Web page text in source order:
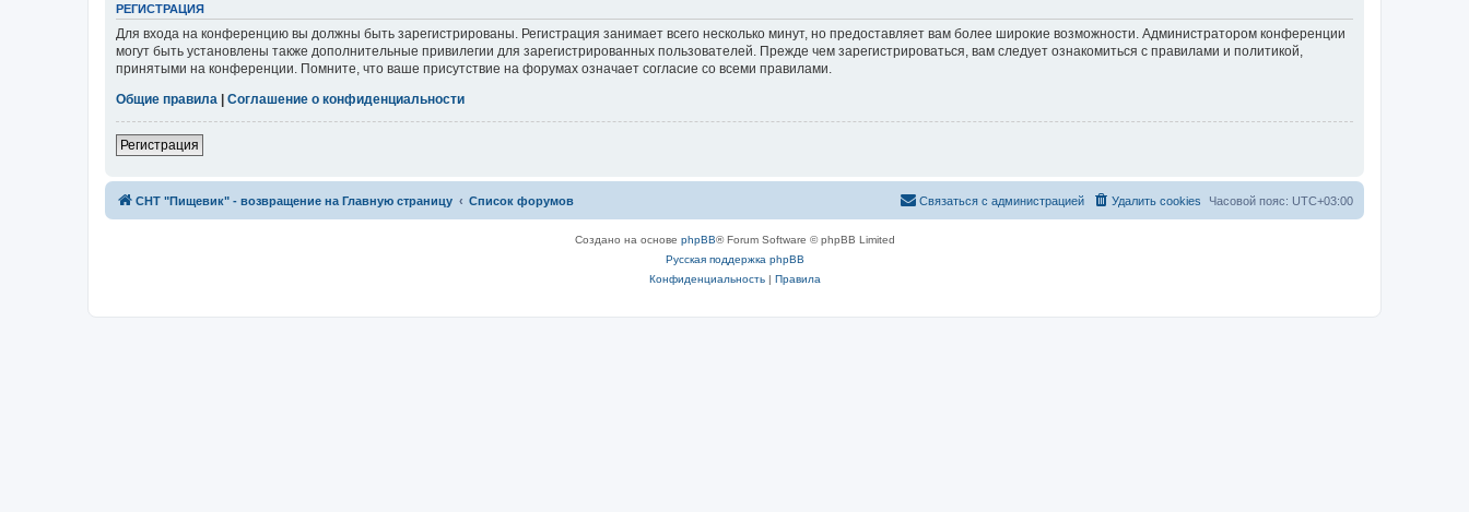
РЕГИСТРАЦИЯ
Для входа на конференцию вы должны быть зарегистрированы. Регистрация занимает всего несколько минут, но предоставляет вам более широкие возможности. Администратором конференции
могут быть установлены также дополнительные привилегии для зарегистрированных пользователей. Прежде чем зарегистрироваться, вам следует ознакомиться с правилами и политикой,
принятыми на конференции. Помните, что ваше присутствие на форумах означает согласие со всеми правилами.
Общие правила
Соглашение о конфиденциальности
Регистрация
СНТ "Пищевик" - возвращение на Главную страницу Список форумов Часовой пояс: UTC+03:00
Удалить cookies
Связаться с администрацией
Создано на основе phpBB® Forum Software © phpBB Limited
Русская поддержка phpBB
Конфиденциальность| Правила